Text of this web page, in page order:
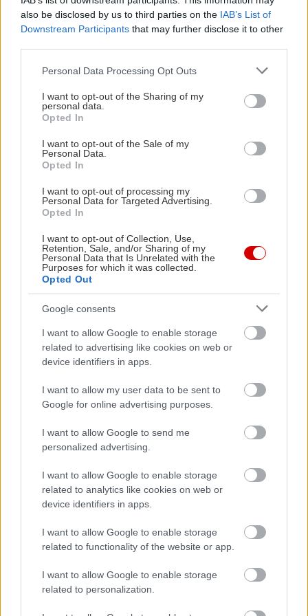
also be disclosed by us to third parties on the IAB’s List of
Downstream Participants that may further disclose it to other
Please note that this website/app uses one or more Google
not limited to your visit or usage behaviour. You may click to
grant or deny consent to Google and its third-party tags to
use your data for below specified purposes in below Google
consent section.
Personal Data Processing Opt Outs
I want to opt-out of the Sharing of my
personal data.
Opted In
I want to opt-out of the Sale of my
Personal Data.
Opted In
I want to opt-out of processing my
Personal Data for Targeted Advertising.
Opted In
I want to opt-out of Collection, Use,
Retention, Sale, and/or Sharing of my
Personal Data that Is Unrelated with the
Purposes for which it was collected.
Opted Out
Google consents
I want to allow Google to enable storage
related to advertising like cookies on web or
device identifiers in apps.
I want to allow my user data to be sent to
Google for online advertising purposes.
I want to allow Google to send me
personalized advertising.
I want to allow Google to enable storage
related to analytics like cookies on web or
device identifiers in apps.
I want to allow Google to enable storage
related to functionality of the website or app.
I want to allow Google to enable storage
related to personalization.
500 γρ. ζάχαρη άχνη, κοσκινισμένη, 250 γρ.
κουτ. γλυκού κρεμόριο (σε μπαχαράδικα και σε
μεγάλα σούπερ μάρκετ, στα ράφια με τα
μπαχαρικά), 1/2 κουτ. γλυκού εκχύλισμα βανίλιας,
Εκτέλεση: Για να φτιάξουμε το Angel cake,
ξεκινάμε προθερμαίνοντας τον φούρνο στους
150°C, με αέρα. Στον κάδο του μίξερ χτυπάμε με
ασπράδια με το κρεμόριο, μέχρι να αρχίσουν να
γίνονται μαρέγκα. Συνεχίζοντας το χτύπημα,
προσθέτουμε σε τρεις δόσεις τη ζάχαρη άχνη,
ρίχνοντας την κάθε δόση μόλις έχει ενσωματωθεί
η προηγούμενη.
Μόλις η μαρέγκα σφίξει, σταματάμε το χτύπημα
και ενσωματώνουμε το αλεύρι, τη βανίλια και το
ξύσμα, ανακατεύοντας με μια ελαστική σπάτουλα
(μαρίζ) με μεγάλες κυκλικές κινήσεις για να μη
χάσει τον όγκο της η μαρέγκα. Στρώνουμε
καλύπτοντας τον πυθμένα και τα τοιχώματα,
φροντίζοντας η λωρίδα που θα τοποθετήσουμε
Εναλλακτικά, χρησιμοποιούμε μια βουτυρωμένη
και αλευρωμένη φόρμα του κέικ με τρύπα.
Αδειάζουμε μέσα το μείγμα του κέικ και ψήνουμε